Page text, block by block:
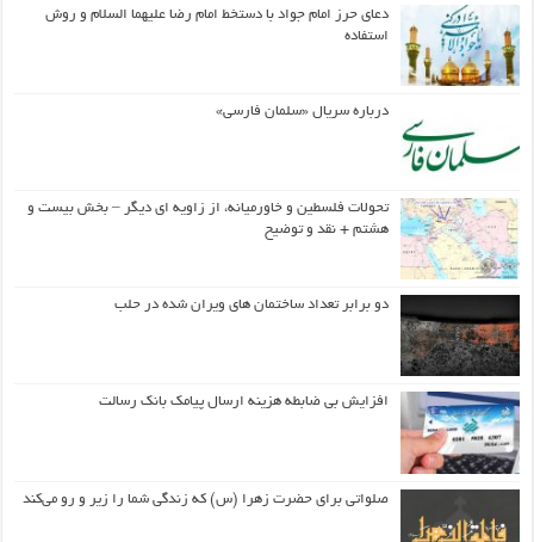
دعای حرز امام جواد با دستخط امام رضا علیهما السلام و روش
استفاده
درباره سریال «سلمان فارسی»
تحولات فلسطین و خاورمیانه، از زاویه ای دیگر – بخش بیست و
هشتم + نقد و توضیح
دو برابر تعداد ساختمان های ویران شده در حلب
افزایش بی ضابطه هزینه ارسال پیامک بانک رسالت
صلواتی برای حضرت زهرا (س) که زندگی شما را زیر و رو می‌کند